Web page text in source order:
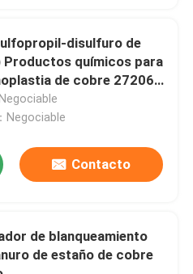
galvanizado
disulfuro de
Productos químicos para
de cobre 27206-
blanco, SPS
Negociable
Contacto
de blanqueamiento
de estaño de cobre